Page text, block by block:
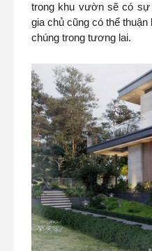
trong khu vườn sẽ có
gia chủ cũng có thể
chúng trong tương lai.